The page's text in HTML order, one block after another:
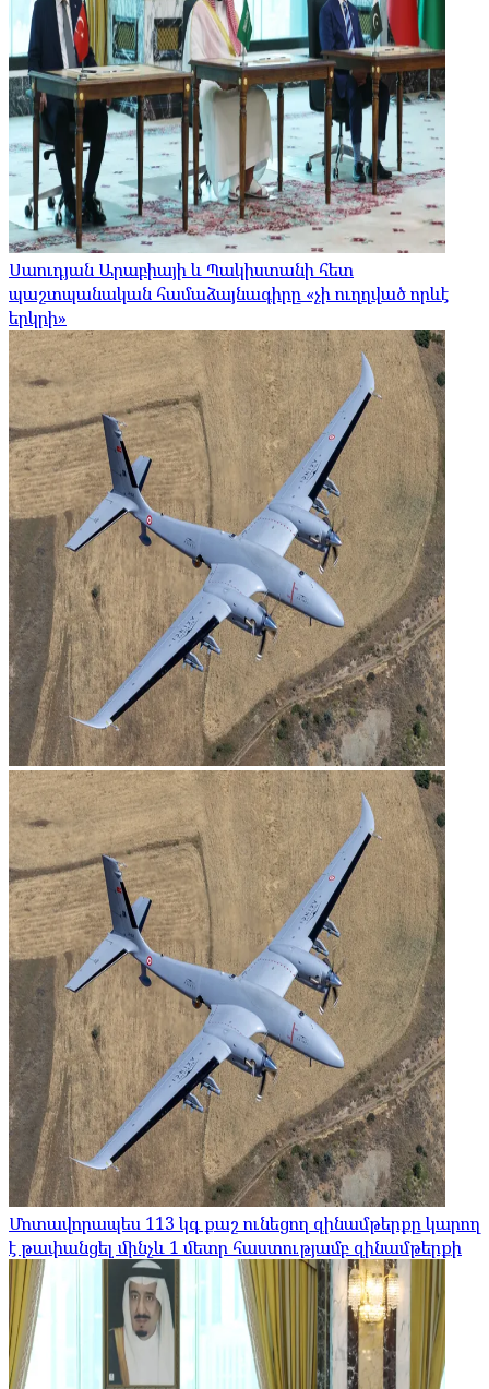
Սաուդյան Արաբիայի և Պակիստանի հետ
պաշտպանական համաձայնագիրը «չի ուղղված որևէ
երկրի»
Մոտավորապես 113 կգ քաշ ունեցող զինամթերքը կարող
է թափանցել մինչև 1 մետր հաստությամբ զինամթերքի